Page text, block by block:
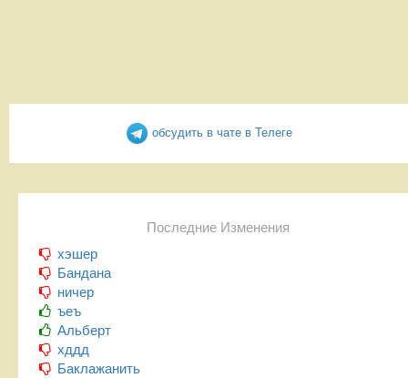
обсудить в чате в Телеге
Последние Изменения
хэшер
Бандана
ничер
ъеъ
Альберт
хддд
Баклажанить